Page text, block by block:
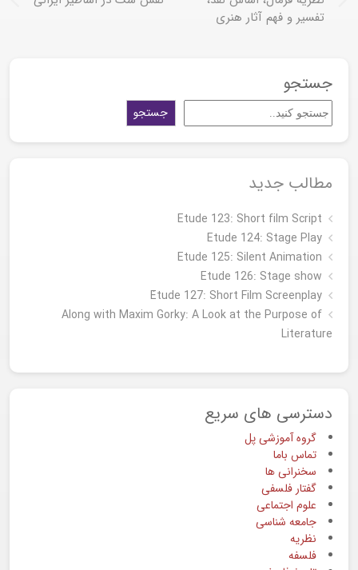
تفسیر و فهم آثار هنری
جستجو
جستجو
مطالب جدید
Etude 123: Short film Script
Etude 124: Stage Play
Etude 125: Silent Animation
Etude 126: Stage show
Étude 127: Short Film Screenplay
Along with Maxim Gorky: A Look at the Purpose of
Literature
دسترسی های سریع
گروه آموزشی پل
تماس باما
سخنرانی ها
گفتار فلسفی
علوم اجتماعی
جامعه شناسی
نظریه
فلسفه